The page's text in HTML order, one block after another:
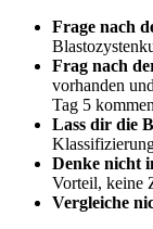
Frage nach
Frag nach
vorhanden
Tag 5
Lass dir die
Denke nicht
Vorteil, keine
Vergleiche